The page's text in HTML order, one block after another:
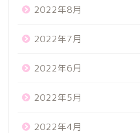
2022年8月
2022年7月
2022年6月
2022年5月
2022年4月